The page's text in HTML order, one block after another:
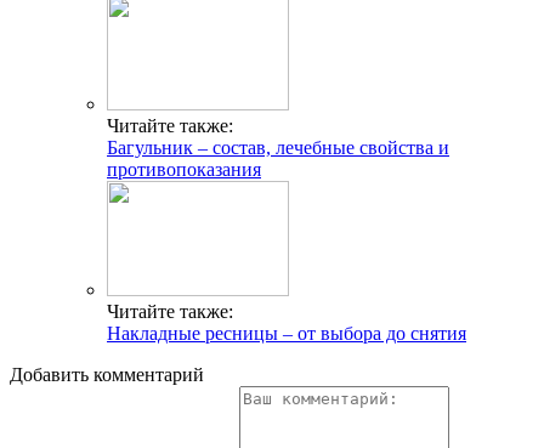
Читайте также:
Багульник – состав, лечебные свойства и
противопоказания
Читайте также:
Накладные ресницы – от выбора до снятия
Добавить комментарий